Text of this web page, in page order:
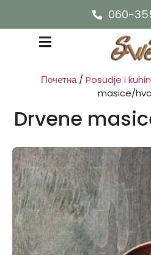
060-
Почетна/Posudje i
masice/
Drvene